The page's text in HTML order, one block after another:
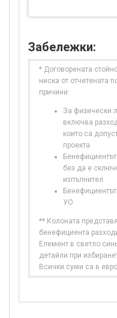
Забележки:
* Договорената
ниска от отчетената
причини:
За физически
включва
които са
проекта
без да е
изпълнител
УО
** Колоната
бенефициента
Елемент в светло
детайли при
Всички суми са в